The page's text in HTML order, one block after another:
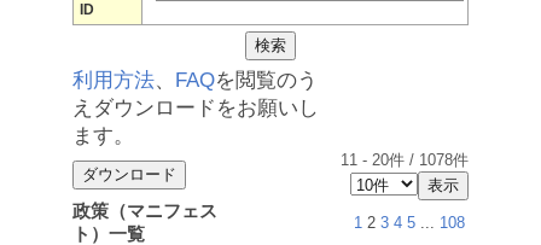
ID
利用方法、 FAQを閲覧のう
えダウンロードをお願いし
ます。
11 - 20件 / 1078件
政策（マニフェス
ト）一覧
1 2 3 4 5 ... 108